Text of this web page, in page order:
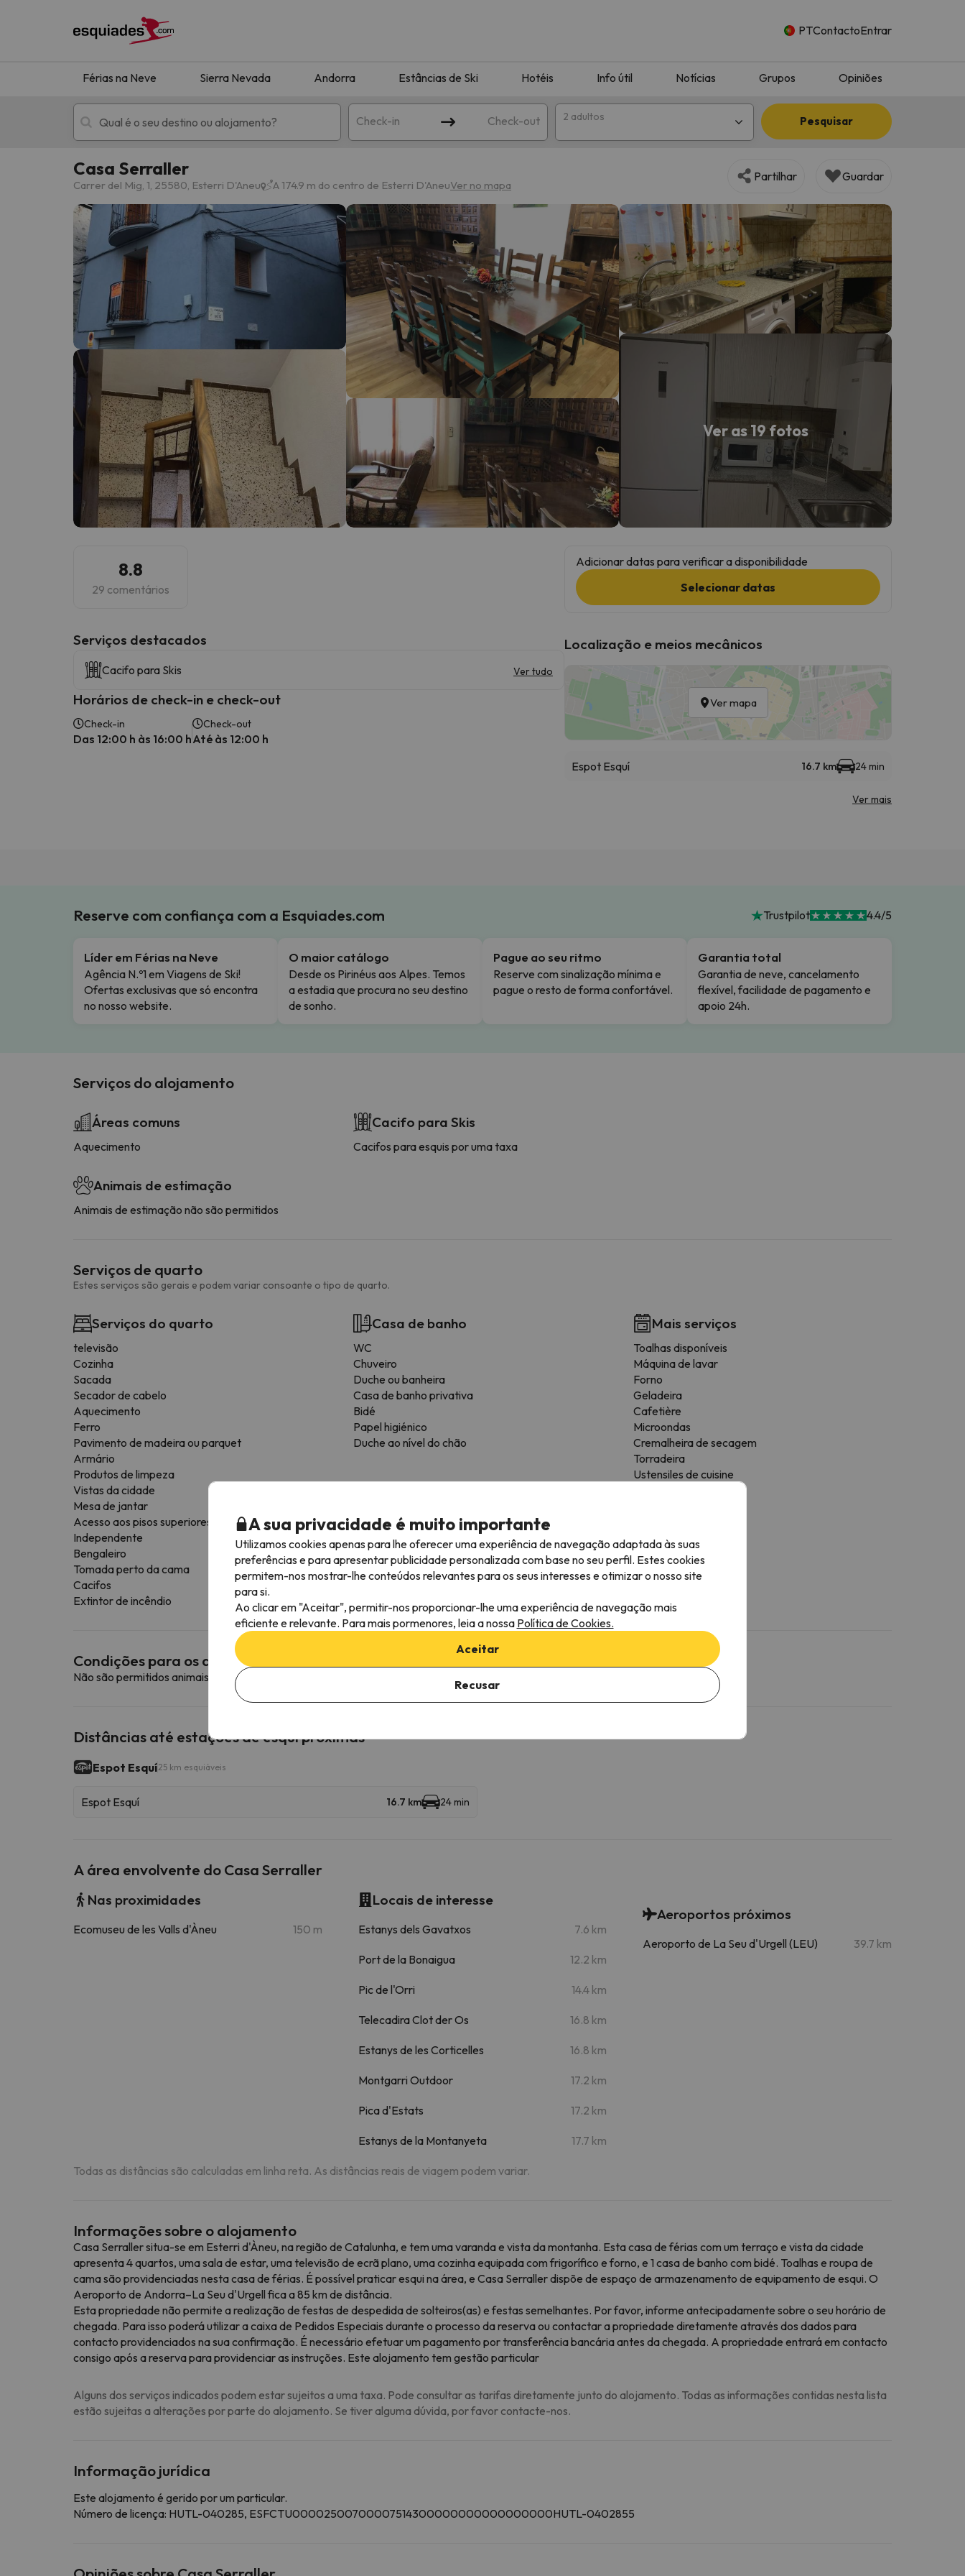
PTContactoEntrar
Férias na Neve Sierra Nevada Andorra Estâncias de Ski Hotéis Info útil Notícias Grupos Opiniões
Check-in Check-out 2 adultos Pesquisar
Férias na neve Hotéis de montanha
Oops, não encontramos nenhum resultado que corresponda à sua pesquisa. Tente modificar o destino.
Bem, parece que o nosso Seeker perdeu o seu caminho. Assim que encontrar a sua bússola, estará de volta.
Casa Serraller
Carrer del Mig, 1, 25580, Esterri D'Aneu A 174.9 m do centro de Esterri D'AneuVer no mapa
Partilhar Guardar
Ver as 19 fotos
8.8
29 comentários
Serviços destacados
Cacifo para Skis Ver tudo
Horários de check-in e check-out
Check-in
Das 12:00 h às 16:00 h
Check-out
Até às 12:00 h
Adicionar datas para verificar a disponibilidade
Selecionar datas
Localização e meios mecânicos
Ver mapa
Espot Esquí 16.7 km 24 min
Ver mais
Reserve com confiança com a Esquiades.com Trustpilot 4.4/5
Líder em Férias na Neve
Agência N.º1 em Viagens de Ski!
Ofertas exclusivas que só encontra
no nosso website.
O maior catálogo
Desde os Pirinéus aos Alpes. Temos
a estadia que procura no seu destino
de sonho.
Pague ao seu ritmo
Reserve com sinalização mínima e
pague o resto de forma confortável.
Garantia total
Garantia de neve, cancelamento
flexível, facilidade de pagamento e
apoio 24h.
Serviços do alojamento
Áreas comuns
Aquecimento
Animais de estimação
Animais de estimação não são permitidos
Cacifo para Skis
Cacifos para esquis por uma taxa
Serviços de quarto
Estes serviços são gerais e podem variar consoante o tipo de quarto.
Serviços do quarto
televisão
Cozinha
Sacada
Secador de cabelo
Aquecimento
Ferro
Pavimento de madeira ou parquet
Armário
Produtos de limpeza
Vistas da cidade
Mesa de jantar
Acesso aos pisos superiores apenas por escadas
Independente
Bengaleiro
Tomada perto da cama
Cacifos
Extintor de incêndio
Casa de banho
WC
Chuveiro
Duche ou banheira
Casa de banho privativa
Bidé
Papel higiénico
Duche ao nível do chão
Mais serviços
Toalhas disponíveis
Máquina de lavar
Forno
Geladeira
Cafetière
Microondas
Cremalheira de secagem
Torradeira
Ustensiles de cuisine
Condições para os animais de estimação
Não são permitidos animais de estimação neste alojamento.
Distâncias até estações de esqui próximas
Espot Esquí25 km esquiáveis
Espot Esquí 16.7 km 24 min
A área envolvente do Casa Serraller
Nas proximidades
Ecomuseu de les Valls d'Àneu 150 m
Locais de interesse
Estanys dels Gavatxos 7.6 km
Port de la Bonaigua 12.2 km
Pic de l'Orri 14.4 km
Telecadira Clot der Os 16.8 km
Estanys de les Corticelles 16.8 km
Montgarri Outdoor 17.2 km
Pica d'Estats 17.2 km
Estanys de la Montanyeta 17.7 km
Aeroportos próximos
Aeroporto de La Seu d'Urgell (LEU) 39.7 km
Todas as distâncias são calculadas em linha reta. As distâncias reais de viagem podem variar.
Informações sobre o alojamento
Casa Serraller situa-se em Esterri d'Àneu, na região de Catalunha, e tem uma varanda e vista da montanha. Esta casa de férias com um terraço e vista da cidade
apresenta 4 quartos, uma sala de estar, uma televisão de ecrã plano, uma cozinha equipada com frigorífico e forno, e 1 casa de banho com bidé. Toalhas e roupa de
cama são providenciadas nesta casa de férias. É possível praticar esqui na área, e Casa Serraller dispõe de espaço de armazenamento de equipamento de esqui. O
Aeroporto de Andorra–La Seu d'Urgell fica a 85 km de distância.
Esta propriedade não permite a realização de festas de despedida de solteiros(as) e festas semelhantes. Por favor, informe antecipadamente sobre o seu horário de
chegada. Para isso poderá utilizar a caixa de Pedidos Especiais durante o processo da reserva ou contactar a propriedade diretamente através dos dados para
contacto providenciados na sua confirmação. É necessário efetuar um pagamento por transferência bancária antes da chegada. A propriedade entrará em contacto
consigo após a reserva para providenciar as instruções. Este alojamento tem gestão particular
Alguns dos serviços indicados podem estar sujeitos a uma taxa. Pode consultar as tarifas diretamente junto do alojamento. Todas as informações contidas nesta lista
estão sujeitas a alterações por parte do alojamento. Se tiver alguma dúvida, por favor contacte-nos.
Informação jurídica
Este alojamento é gerido por um particular.
Número de licença: HUTL-040285, ESFCTU00002500700007514300000000000000000HUTL-0402855
A sua privacidade é muito importante
Utilizamos cookies apenas para lhe oferecer uma experiência de navegação adaptada às suas
preferências e para apresentar publicidade personalizada com base no seu perfil. Estes cookies
permitem-nos mostrar-lhe conteúdos relevantes para os seus interesses e otimizar o nosso site
para si.
Ao clicar em "Aceitar", permitir-nos proporcionar-lhe uma experiência de navegação mais
eficiente e relevante. Para mais pormenores, leia a nossa Política de Cookies.
Aceitar
Recusar